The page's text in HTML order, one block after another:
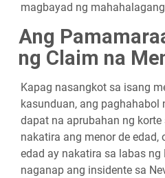
magbayad ng
Ang
ng Claim na
Kapag nasangkot sa isang
kasunduan, ang paghahabol
dapat na aprubahan ng
nakatira ang menor de edad,
edad ay nakatira sa labas ng
naganap ang insidente sa